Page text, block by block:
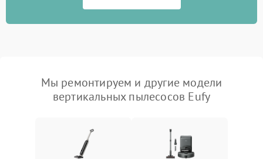
Мы ремонтируем и другие модели
вертикальных пылесосов Eufy